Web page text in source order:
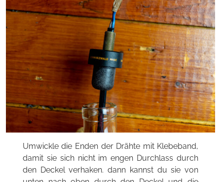
Umwickle die Enden der Drähte mit Klebeband,
damit sie sich nicht im engen Durchlass durch
den Deckel verhaken. dann kannst du sie von